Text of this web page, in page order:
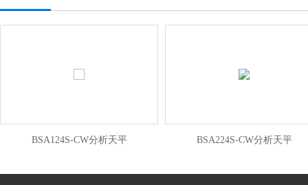
BSA124S-CW分析天平 BSA224S-CW分析天平